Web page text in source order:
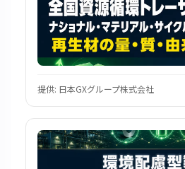
提供: 日本GXグループ株式会社